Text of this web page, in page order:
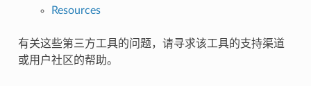
Resources
有关这些第三方工具的问题，请寻求该工具的支持渠道
或用户社区的帮助。